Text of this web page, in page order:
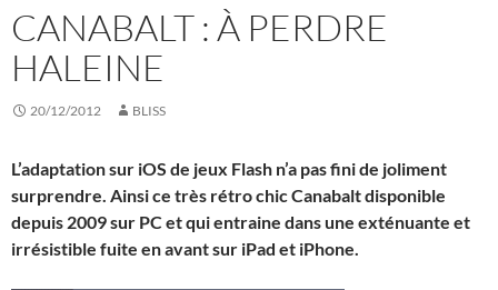
CANABALT : À PERDRE
HALEINE
20/12/2012 BLISS
L’adaptation sur iOS de jeux Flash n’a pas fini de joliment
surprendre. Ainsi ce très rétro chic Canabalt disponible
depuis 2009 sur PC et qui entraine dans une exténuante et
irrésistible fuite en avant sur iPad et iPhone.